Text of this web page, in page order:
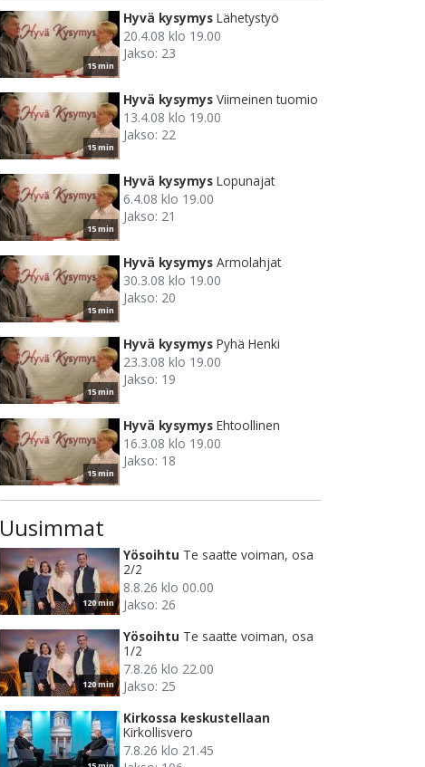
15 min
Hyvä kysymys Lähetystyö
20.4.08 klo 19.00
Jakso: 23
15 min
Hyvä kysymys Viimeinen tuomio
13.4.08 klo 19.00
Jakso: 22
15 min
Hyvä kysymys Lopunajat
6.4.08 klo 19.00
Jakso: 21
15 min
Hyvä kysymys Armolahjat
30.3.08 klo 19.00
Jakso: 20
15 min
Hyvä kysymys Pyhä Henki
23.3.08 klo 19.00
Jakso: 19
15 min
Hyvä kysymys Ehtoollinen
16.3.08 klo 19.00
Jakso: 18
Uusimmat
120 min
Yösoihtu Te saatte voiman, osa
2/2
8.8.26 klo 00.00
Jakso: 26
120 min
Yösoihtu Te saatte voiman, osa
1/2
7.8.26 klo 22.00
Jakso: 25
Kirkossa keskustellaan
Kirkollisvero
7.8.26 klo 21.45